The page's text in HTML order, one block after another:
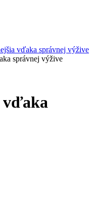
vďaka správnej výžive
správnej výžive
vďaka